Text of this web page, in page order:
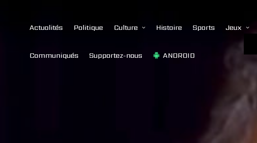
Actualités Politique Culture Histoire Sports Jeux
Communiqués Supportez-nous ANDROID